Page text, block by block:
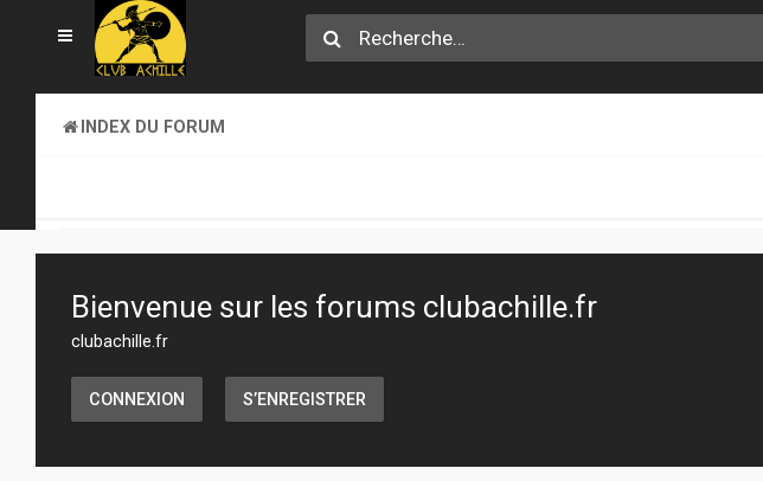
INDEX DU FORUM
Bienvenue sur les forums clubachille.fr
clubachille.fr
CONNEXION S’ENREGISTRER